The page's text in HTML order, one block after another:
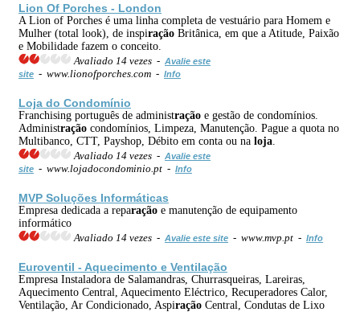
Lion Of Porches - London
A Lion of Porches é uma linha completa de vestuário para Homem e
Mulher (total look), de inspiração Britânica, em que a Atitude, Paixão
e Mobilidade fazem o conceito.
Avaliado 14 vezes - Avalie este
site - www.lionofporches.com - Info
Loja do Condomínio
Franchising português de administração e gestão de condomínios.
Administração condomínios, Limpeza, Manutenção. Pague a quota no
Multibanco, CTT, Payshop, Débito em conta ou na loja
Avaliado 14 vezes - Avalie este
site - www.lojadocondominio.pt - Info
MVP Soluções Informáticas
Empresa dedicada a reparação e manutenção de equipamento
informático
Avaliado 14 vezes - Avalie este site - www.mvp.pt - Info
Euroventil - Aquecimento e Ventilação
Empresa Instaladora de Salamandras, Churrasqueiras, Lareiras,
Aquecimento Central, Aquecimento Eléctrico, Recuperadores Calor,
Ventilação, Ar Condicionado, Aspiração Central, Condutas de Lixo